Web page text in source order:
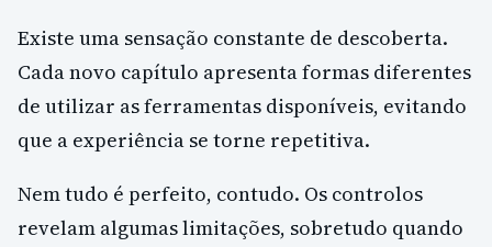
Existe uma sensação constante de descoberta.
Cada novo capítulo apresenta formas diferentes
de utilizar as ferramentas disponíveis, evitando
que a experiência se torne repetitiva.
Nem tudo é perfeito, contudo. Os controlos
revelam algumas limitações, sobretudo quando